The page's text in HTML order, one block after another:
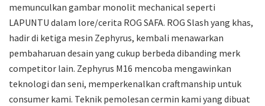
memunculkan gambar monolit mechanical seperti
LAPUNTU dalam lore/cerita ROG SAFA. ROG Slash yang khas,
hadir di ketiga mesin Zephyrus, kembali menawarkan
pembaharuan desain yang cukup berbeda dibanding merk
competitor lain. Zephyrus M16 mencoba mengawinkan
teknologi dan seni, memperkenalkan craftmanship untuk
consumer kami. Teknik pemolesan cermin kami yang dibuat